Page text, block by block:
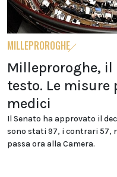
MILLEPROROGHE
Milleproroghe, il
testo. Le misure
medici
Il Senato ha approvato il
sono stati 97, i contrari 57,
passa ora alla Camera.